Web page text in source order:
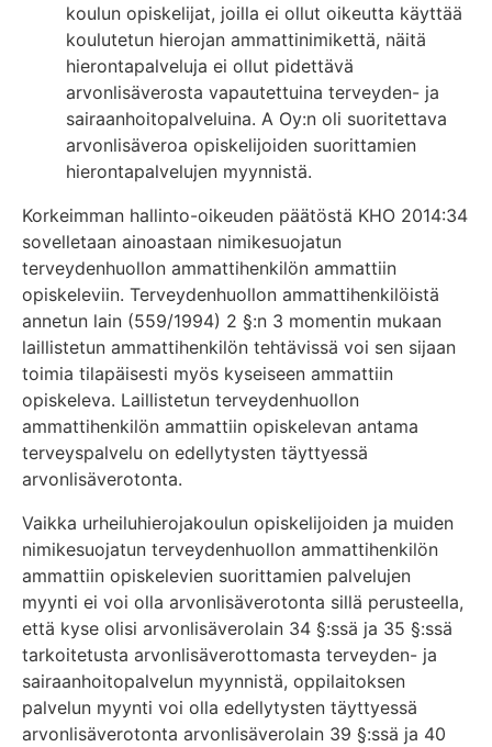
koulun opiskelijat, joilla ei ollut oikeutta käyttää
koulutetun hierojan ammattinimikettä, näitä
hierontapalveluja ei ollut pidettävä
arvonlisäverosta vapautettuina terveyden- ja
sairaanhoitopalveluina. A Oy:n oli suoritettava
arvonlisäveroa opiskelijoiden suorittamien
hierontapalvelujen myynnistä.
Korkeimman hallinto-oikeuden päätöstä KHO 2014:34
sovelletaan ainoastaan nimikesuojatun
terveydenhuollon ammattihenkilön ammattiin
opiskeleviin. Terveydenhuollon ammattihenkilöistä
annetun lain (559/1994) 2 §:n 3 momentin mukaan
laillistetun ammattihenkilön tehtävissä voi sen sijaan
toimia tilapäisesti myös kyseiseen ammattiin
opiskeleva. Laillistetun terveydenhuollon
ammattihenkilön ammattiin opiskelevan antama
terveyspalvelu on edellytysten täyttyessä
arvonlisäverotonta.
Vaikka urheiluhierojakoulun opiskelijoiden ja muiden
nimikesuojatun terveydenhuollon ammattihenkilön
ammattiin opiskelevien suorittamien palvelujen
myynti ei voi olla arvonlisäverotonta sillä perusteella,
että kyse olisi arvonlisäverolain 34 §:ssä ja 35 §:ssä
tarkoitetusta arvonlisäverottomasta terveyden- ja
sairaanhoitopalvelun myynnistä, oppilaitoksen
palvelun myynti voi olla edellytysten täyttyessä
arvonlisäverotonta arvonlisäverolain 39 §:ssä ja 40